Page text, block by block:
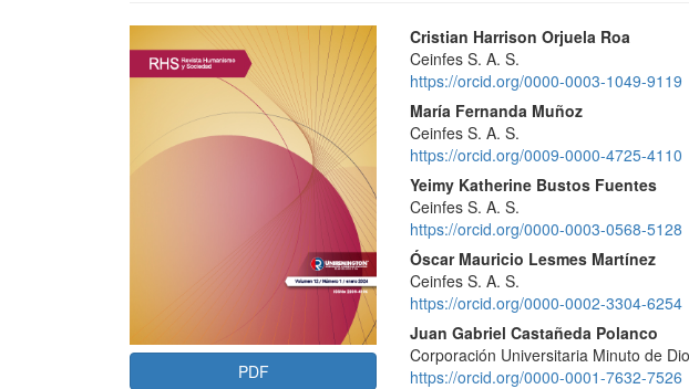
Barra
lateral
artículo
PDF
Contenido
principal
del
artículo
Cristian Harrison Orjuela Roa
Ceinfes S. A. S.
https://orcid.org/0000-0003-1049-9119
María Fernanda Muñoz
Ceinfes S. A. S.
https://orcid.org/0009-0000-4725-4110
Yeimy Katherine Bustos Fuentes
Ceinfes S. A. S.
https://orcid.org/0000-0003-0568-5128
Óscar Mauricio Lesmes Martínez
Ceinfes S. A. S.
https://orcid.org/0000-0002-3304-6254
Juan Gabriel Castañeda Polanco
Corporación Universitaria Minuto de
https://orcid.org/0000-0001-7632-7526